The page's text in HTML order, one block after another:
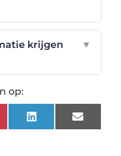
krijgen
▼
op:
LinkedInEmail